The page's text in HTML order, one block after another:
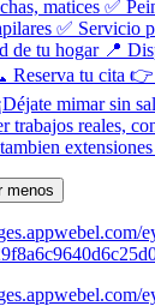
matices ✅
✅ Servicio
de tu hogar 📍
Reserva tu cita
mimar sin
trabajos reales,
menos